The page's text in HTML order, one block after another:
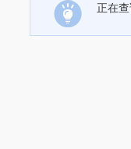
正在